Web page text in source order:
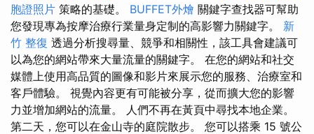
胞證照片 策略的基礎。 BUFFET外燴 關鍵字查找器可幫助
您發現專為按摩治療行業量身定制的高影響力關鍵字。 新
竹 整復 透過分析搜尋量、競爭和相關性，該工具會建議可
以為您的網站帶來大量流量的關鍵字。 在您的網站和社交
媒體上使用高品質的圖像和影片來展示您的服務、治療室和
客戶體驗。 視覺內容更有可能被分享，從而擴大您的影響
力並增加網站的流量。 人們不再在黃頁中尋找本地企業。
第二天，您可以在金山寺的庭院散步。 您可以搭乘 15 號公